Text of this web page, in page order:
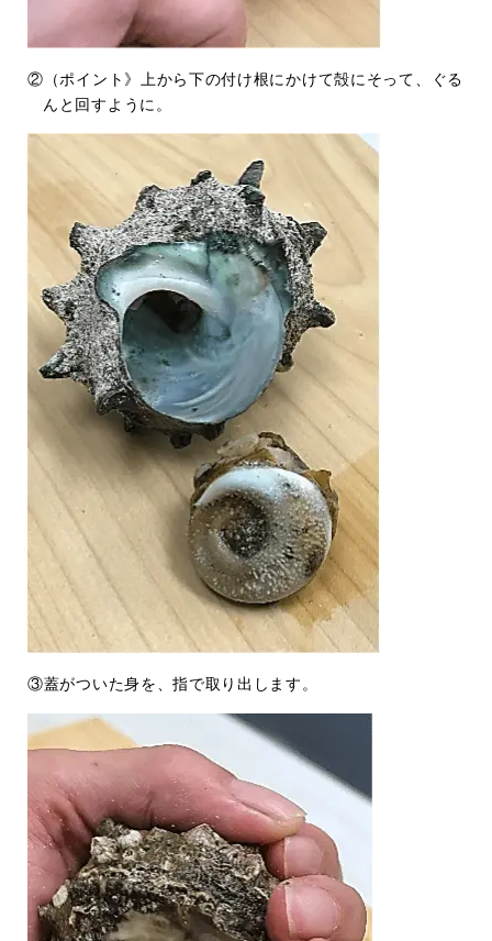
②（ポイント》上から下の付け根にかけて殻にそって、ぐる
んと回すように。
③蓋がついた身を、指で取り出します。